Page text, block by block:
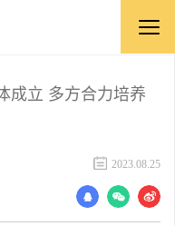
成立 多方合力培养
2023.08.25